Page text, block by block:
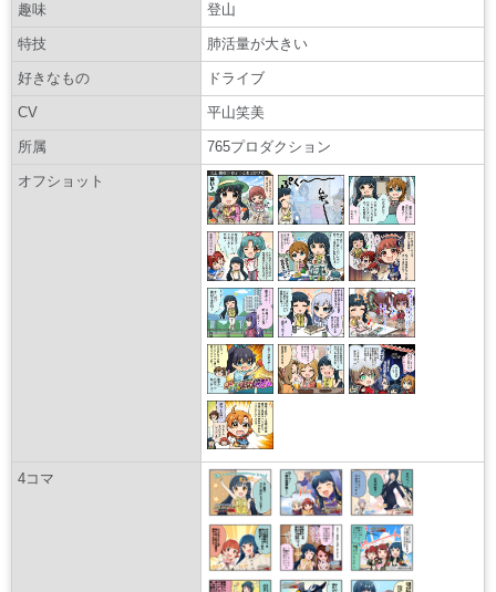
趣味 登山
特技 肺活量が大きい
好きなもの ドライブ
CV 平山笑美
所属 765プロダクション
オフショット
4コマ